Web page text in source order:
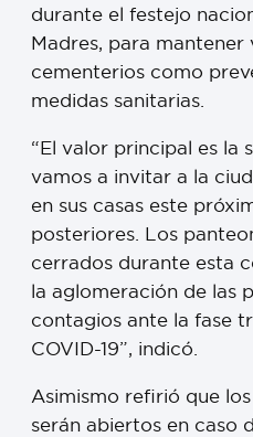
durante el festejo
Madres, para mantener
cementerios como
medidas sanitarias.
“El valor principal es la
vamos a invitar a la
en sus casas este
posteriores. Los
cerrados durante esta
la aglomeración de las
contagios ante la fase
COVID-19”, indicó.
Asimismo refirió que
serán abiertos en caso